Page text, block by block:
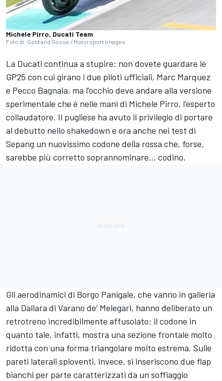
Michele Pirro, Ducati Team
Foto di: Gold and Goose / Motorsport Images
La Ducati continua a stupire: non dovete guardare le
GP25 con cui girano i due piloti ufficiali, Marc Marquez
e Pecco Bagnaia, ma l’occhio deve andare alla versione
sperimentale che è nelle mani di Michele Pirro, l’esperto
collaudatore. Il pugliese ha avuto il privilegio di portare
al debutto nello shakedown e ora anche nei test di
Sepang un nuovissimo codone della rossa che, forse,
sarebbe più corretto soprannominare… codino.
Gli aerodinamici di Borgo Panigale, che vanno in galleria
alla Dallara di Varano de’ Melegari, hanno deliberato un
retrotreno incredibilmente affusolato: il codone in
quanto tale, infatti, mostra una sezione frontale molto
ridotta con una forma triangolare molto estrema. Sulle
pareti laterali spioventi, invece, si inseriscono due flap
bianchi per parte caratterizzati da un soffiaggio